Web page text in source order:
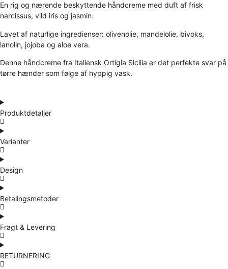
En rig og nærende beskyttende håndcreme med duft af frisk
narcissus, vild iris og jasmin.
Lavet af naturlige ingredienser: olivenolie, mandelolie, bivoks,
lanolin, jojoba og aloe vera.
Denne håndcreme fra Italiensk Ortigia Sicilia er det perfekte svar på
tørre hænder som følge af hyppig vask.
Produktdetaljer
Varianter
Design
Betalingsmetoder
Fragt & Levering
RETURNERING